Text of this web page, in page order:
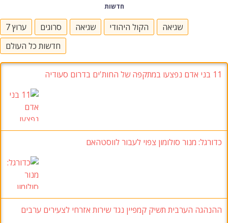
חדשות
ערוץ 7 סרוגים שגיאה הקול היהודי
שגיאה
חדשות כל העולם
11 בני אדם נפצעו במתקפה של החות'ים בדרום סעודיה
כדורגל: מנור סולומון צפוי לעבור לווסטהאם
ההנהגה הערבית תשיק קמפיין נגד שירות אזרחי לצעירים ערבים